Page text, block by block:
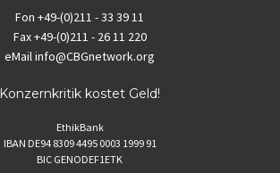
Fon +49-(0)211 - 33 39 11
Fax+49-(0)211 - 26 11 220
eMailinfo@CBGnetwork.org
Konzernkritik kostet Geld!
EthikBank
IBAN DE94 8309 4495 0003 1999 91
BIC GENODEF1ETK